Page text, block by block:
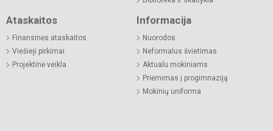
Ataskaitos
Finansinės ataskaitos
Viešieji pirkimai
Projektinė veikla
Informacija
Nuorodos
Neformalus švietimas
Aktualu mokiniams
Priėmimas į progimnaziją
Mokinių uniforma